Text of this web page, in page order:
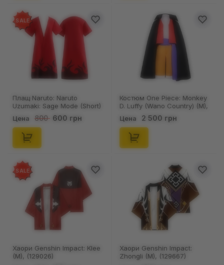
SALE
Плащ Naruto: Naruto
Uzumaki: Sage Mode (Short)
(M), (100394)
Цена 800 600 грн
Костюм One Piece: Monkey
D. Luffy (Wano Country) (M),
(129687)
Цена 2 500 грн
SALE
Хаори Genshin Impact: Klee
(M), (129026)
Хаори Genshin Impact:
Zhongli (M), (129667)